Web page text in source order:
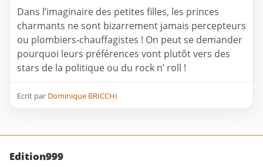
Dans l’imaginaire des petites filles, les princes
charmants ne sont bizarrement jamais percepteurs
ou plombiers-chauffagistes ! On peut se demander
pourquoi leurs préférences vont plutôt vers des
stars de la politique ou du rock n’ roll !
Ecrit par Dominique BRICCHI
Edition999